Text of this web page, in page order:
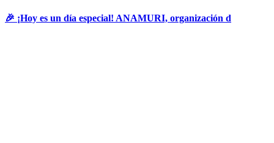
🎉 ¡Hoy es un día especial! ANAMURI, organización d